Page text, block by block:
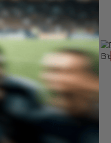
Munchen FC
Тениски
Bayern Munchen
14,99€ / 29,32 лв.